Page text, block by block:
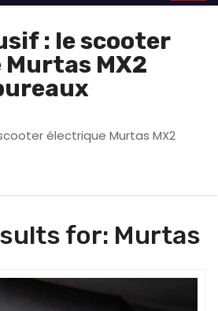
: le scooter
MX2
électrique Murtas MX2
for: Murtas